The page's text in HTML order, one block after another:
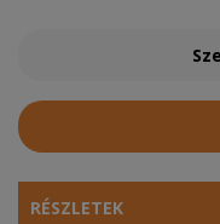
RÉSZLETEK